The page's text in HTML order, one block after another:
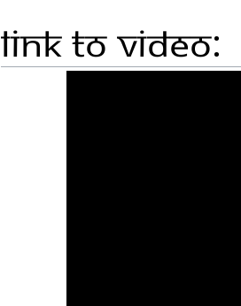
Link to Video: